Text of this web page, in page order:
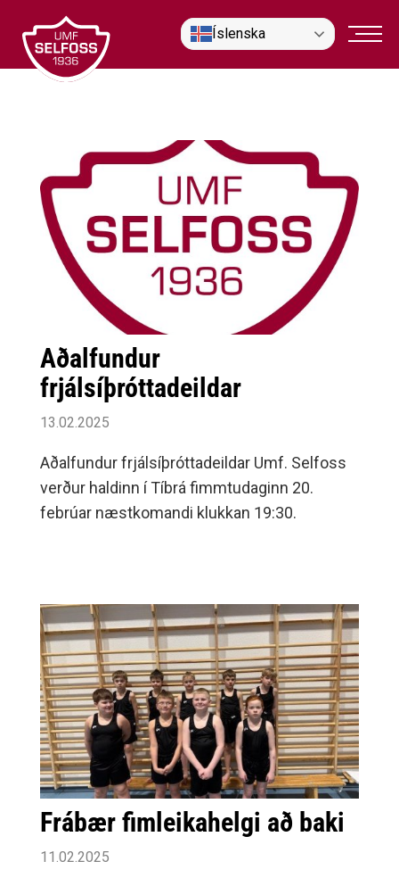
efni
Íslenska
Aðalfundur
frjálsíþróttadeildar
13.02.2025
Aðalfundur frjálsíþróttadeildar Umf. Selfoss
verður haldinn í Tíbrá fimmtudaginn 20.
febrúar næstkomandi klukkan 19:30.
Frábær fimleikahelgi að baki
11.02.2025